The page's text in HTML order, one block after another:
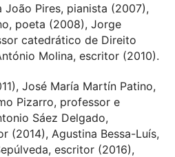
Pires, pianista (2007),
poeta (2008), Jorge
catedrático de Direito
Molina, escritor (2010).
José María Martín Patino,
Pizarro, professor e
Sáez Delgado,
(2014), Agustina Bessa-Luís,
escritor (2016),